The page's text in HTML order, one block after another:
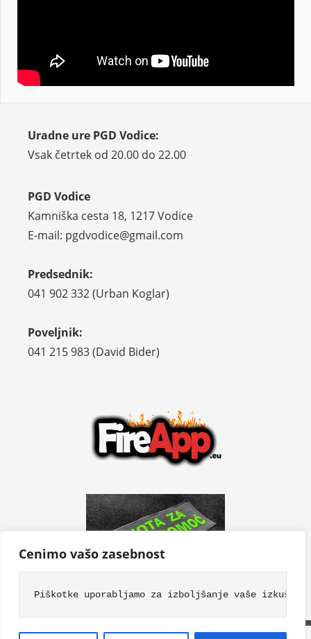
Cenimo vašo zasebnost
Piškotke uporabljamo za izboljšanje vaše
Uradne ure PGD Vodice:
Vsak četrtek od 20.00 do 22.00
PGD Vodice
Kamniška cesta 18, 1217 Vodice
E-mail: pgdvodice@gmail.com
Predsednik:
041 902 332 (Urban Koglar)
Poveljnik:
041 215 983 (David Bider)